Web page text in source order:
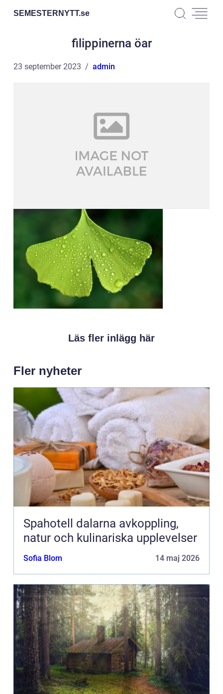
SEMESTERNYTT.se
filippinerna öar
23 september 2023 admin
Läs fler inlägg här
Fler nyheter
Spahotell dalarna avkoppling,
natur och kulinariska upplevelser
Sofia Blom 14 maj 2026